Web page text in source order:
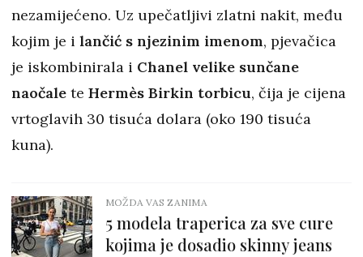
nezamijećeno. Uz upečatljivi zlatni nakit, među
kojim je i lančić s njezinim imenom, pjevačica
je iskombinirala i Chanel velike sunčane
naočale te Hermès Birkin torbicu, čija je cijena
vrtoglavih 30 tisuća dolara (oko 190 tisuća
kuna).
MOŽDA VAS ZANIMA
5 modela traperica za sve cure
kojima je dosadio skinny jeans